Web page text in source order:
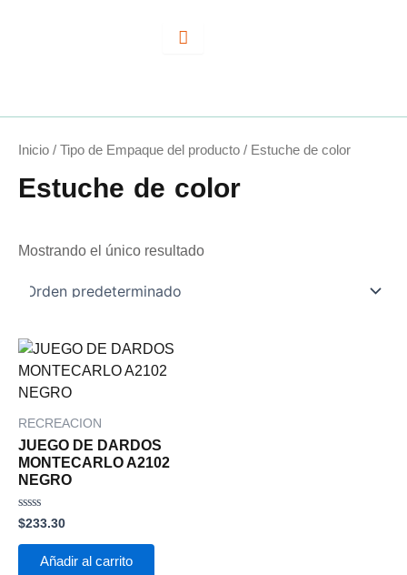
Inicio / Tipo de Empaque del producto / Estuche de color
Estuche de color
Mostrando el único resultado
RECREACION
JUEGO DE DARDOS
MONTECARLO A2102
NEGRO
Valorado
con
0
$233.30
Añadir al carrito